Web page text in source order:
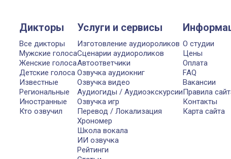
Дикторы
Все дикторы
Мужские голоса
Женские голоса
Детские голоса
Известные
Региональные
Иностранные
Кто озвучил
Услуги и сервисы
Изготовление аудиороликов
Сценарии аудиороликов
Автоответчики
Озвучка аудиокниг
Озвучка видео
Аудиогиды / Аудиоэкскурсии
Озвучка игр
Перевод / Локализация
Хрономер
Школа вокала
ИИ озвучка
Рейтинги
О студии
Цены
Оплата
FAQ
Вакансии
Правила
Контакты
Карта сайта